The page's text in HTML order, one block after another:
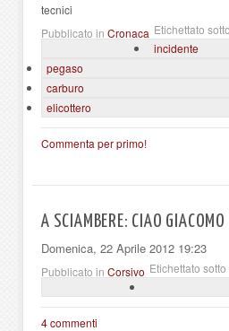
tecnici
Pubblicato in Cronaca Etichettato sotto
incidente
pegaso
carburo
elicottero
Commenta per primo!
A SCIAMBERE: CIAO GIACOMO
Domenica, 22 Aprile 2012 19:23
Pubblicato in Corsivo Etichettato sotto
4 commenti